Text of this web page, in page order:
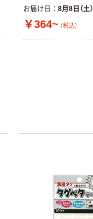
お届け日 8月8日（土）
￥364~ （税込）